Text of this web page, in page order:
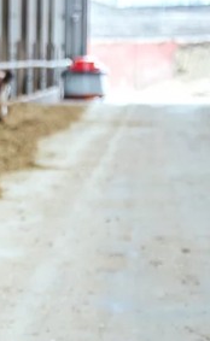
Português
Español
Pусский
Français